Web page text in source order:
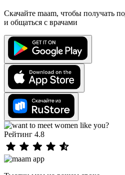
Скачайте maam, чтобы получать
и общаться с врачами
Рейтинг 4.8